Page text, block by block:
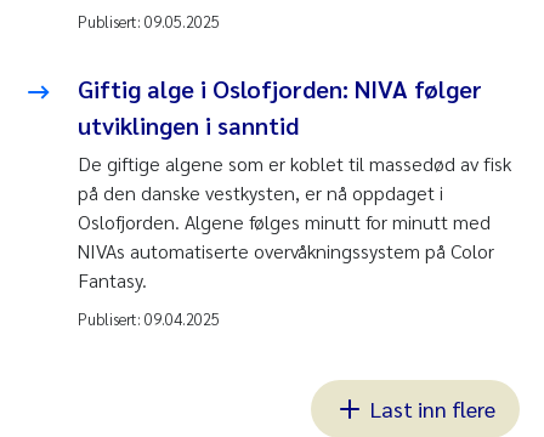
Publisert: 09.05.2025
Giftig alge i Oslofjorden: NIVA følger
utviklingen i sanntid
De giftige algene som er koblet til massedød av fisk
på den danske vestkysten, er nå oppdaget i
Oslofjorden. Algene følges minutt for minutt med
NIVAs automatiserte overvåkningssystem på Color
Fantasy.
Publisert: 09.04.2025
Last inn flere